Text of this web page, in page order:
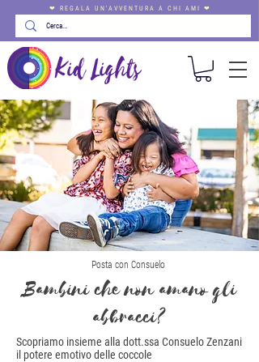
❤ REGALA UN'AVVENTURA A CHI AMI ❤
Posta con Consuelo
Bambini che non amano gli
abbracci?
Scopriamo insieme alla dott.ssa Consuelo Zenzani
il potere emotivo delle coccole